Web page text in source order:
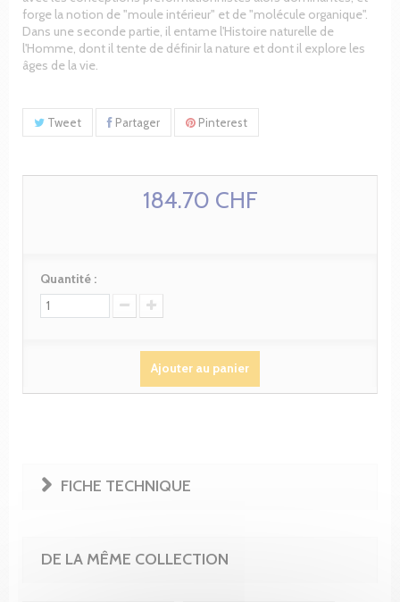
forge la notion de "moule intérieur" et de "molécule organique".
Dans une seconde partie, il entame l'Histoire naturelle de
l'Homme, dont il tente de définir la nature et dont il explore les
âges de la vie.
Tweet Partager Pinterest
184.70 CHF
Quantité :
Ajouter au panier
FICHE TECHNIQUE
DE LA MÊME COLLECTION